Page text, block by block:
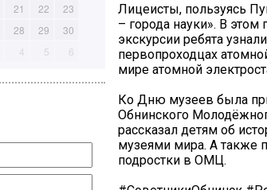
21 22
23
28 29
30
4 5 6
Лицеисты, пользуясь
– города науки». В этом
экскурсии ребята
первопроходцах
мире атомной
Ко Дню музеев была
Обнинского
рассказал детям об
музеями мира. А также
подростки в ОМЦ.